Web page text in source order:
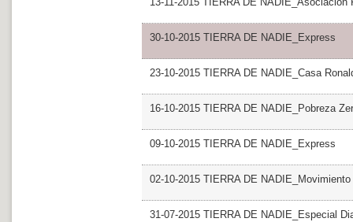
30-10-2015 TIERRA DE NADIE_Express
23-10-2015 TIERRA DE NADIE_Casa
16-10-2015 TIERRA DE NADIE_Pobreza
09-10-2015 TIERRA DE NADIE_Express
02-10-2015 TIERRA DE
31-07-2015 TIERRA DE NADIE_Especial